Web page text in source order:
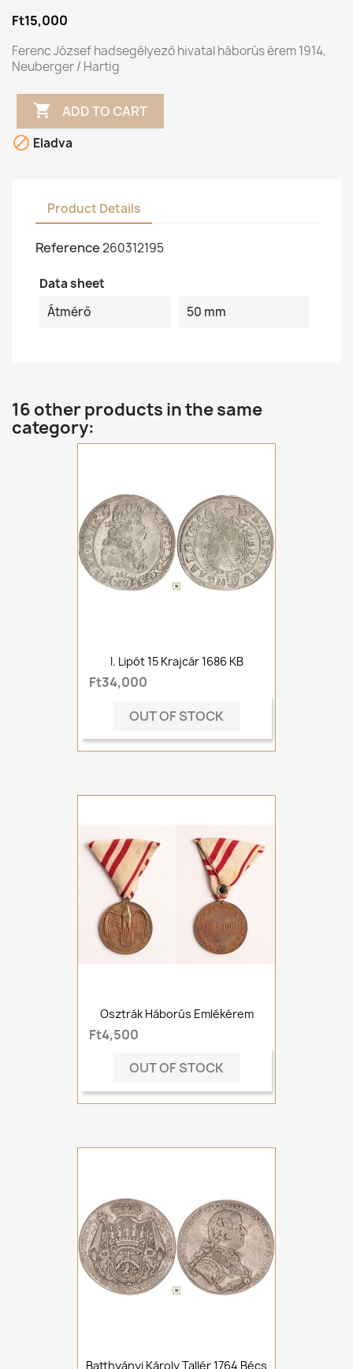
Ft15,000
Ferenc József hadsegélyező hivatal háborús érem 1914,
Neuberger / Hartig
 ADD TO CART
 Eladva
Product Details
Reference260312195
Data sheet
Átmérő
50 mm
16 other products in the same
category:
I. Lipót 15 Krajcár 1686 KB
Ft34,000
OUT OF STOCK
Osztrák Háborús Emlékérem
Ft4,500
OUT OF STOCK
Batthyányi Károly Tallér 1764 Bécs